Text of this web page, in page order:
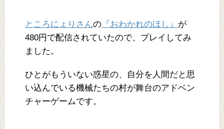
ところにょりさんの 『おわかれのほし』 が
480円で配信されていたので、プレイしてみ
ました。
ひとがもういない惑星の、自分を人間だと思
い込んでいる機械たちの村が舞台のアドベン
チャーゲームです。